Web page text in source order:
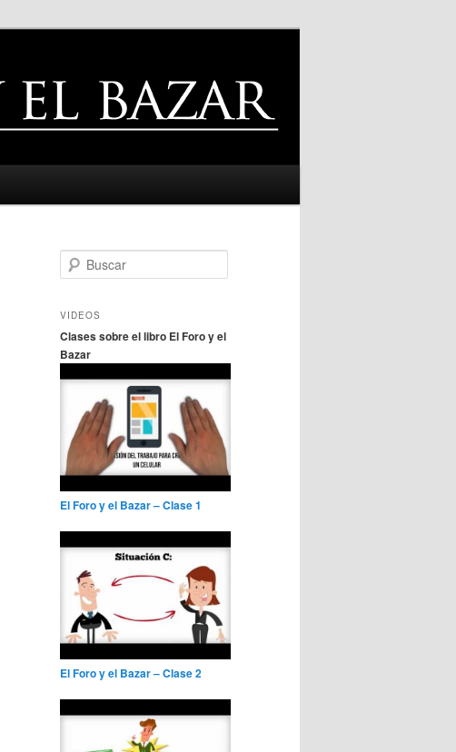
u
c
r
VIDEOS
Clases sobre el libro El Foro y el
Bazar
El Foro y el Bazar – Clase 1
El Foro y el Bazar – Clase 2